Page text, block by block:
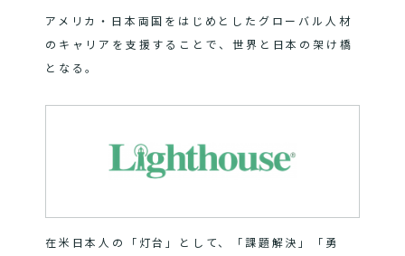
アメリカ・日本両国をはじめとしたグローバル人材
のキャリアを支援することで、世界と日本の架け橋
となる。
在米日本人の「灯台」として、「課題解決」「勇